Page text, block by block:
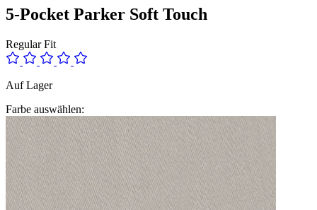
5-Pocket Parker Soft Touch
Regular Fit
Auf Lager
Farbe auswählen: